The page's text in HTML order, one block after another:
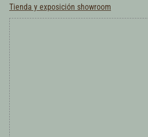
Tienda y exposición showroom